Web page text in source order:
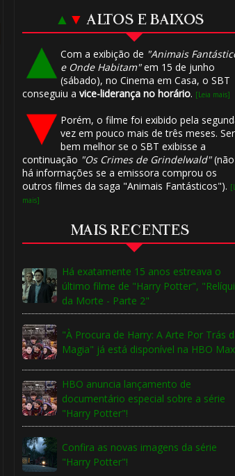
▲ ▼ ALTOS E BAIXOS
Com a exibição de "Animais
e Onde Habitam"em 15 de junho
(sábado), no Cinema em Casa, o SBT
conseguiu a vice-liderança no horário. [Leia mais]
Porém, o filme foi exibido pela
vez em pouco mais de três meses.
bem melhor se o SBT exibisse a
continuação "Os Crimes de Grindelwald"(não
há informações se a emissora comprou os
outros filmes da saga "Animais Fantásticos").
mais]
MAIS RECENTES
Há exatamente 15 anos estreava o
último filme de "Harry Potter",
da Morte - Parte 2"
"À Procura de Harry: A Arte Por Trás
Magia" já está disponível na HBO
HBO anuncia lançamento de
documentário especial sobre a série
"Harry Potter"!
Confira as novas imagens da série
"Harry Potter"!